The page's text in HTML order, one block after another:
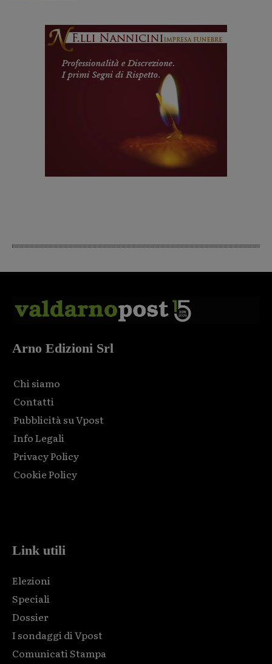
Arno Edizioni Srl
Chi siamo
Contatti
Pubblicità su Vpost
Info Legali
Privacy Policy
Cookie Policy
Link utili
Elezioni
Speciali
Dossier
I sondaggi di Vpost
Comunicati Stampa